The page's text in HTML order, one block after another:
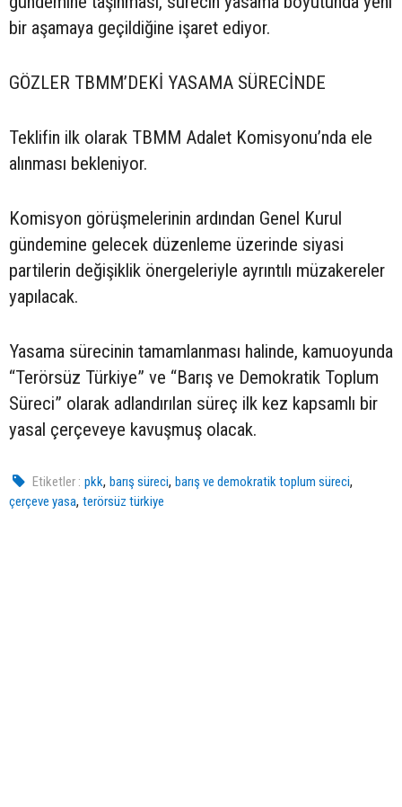
bir aşamaya geçildiğine işaret ediyor.
GÖZLER TBMM’DEKİ YASAMA SÜRECİNDE
Teklifin ilk olarak TBMM Adalet Komisyonu’nda ele
alınması bekleniyor.
Komisyon görüşmelerinin ardından Genel Kurul
gündemine gelecek düzenleme üzerinde siyasi
partilerin değişiklik önergeleriyle ayrıntılı müzakereler
yapılacak.
Yasama sürecinin tamamlanması halinde, kamuoyunda
“Terörsüz Türkiye” ve “Barış ve Demokratik Toplum
Süreci” olarak adlandırılan süreç ilk kez kapsamlı bir
yasal çerçeveye kavuşmuş olacak.
Etiketler : pkk,barış süreci,barış ve demokratik toplum süreci,
çerçeve yasa, terörsüz türkiye